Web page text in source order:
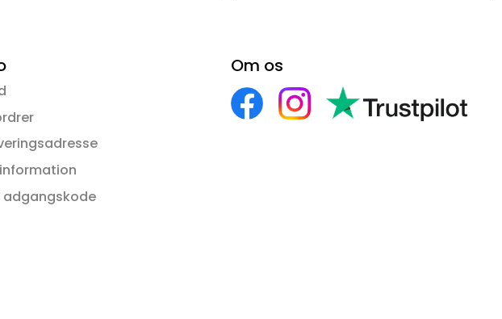
adgangskode
Om os